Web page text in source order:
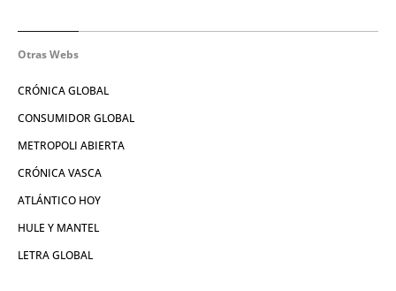
Otras Webs
CRÓNICA GLOBAL
CONSUMIDOR GLOBAL
METROPOLI ABIERTA
CRÓNICA VASCA
ATLÁNTICO HOY
HULE Y MANTEL
LETRA GLOBAL